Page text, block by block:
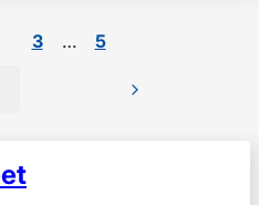
3 … 5